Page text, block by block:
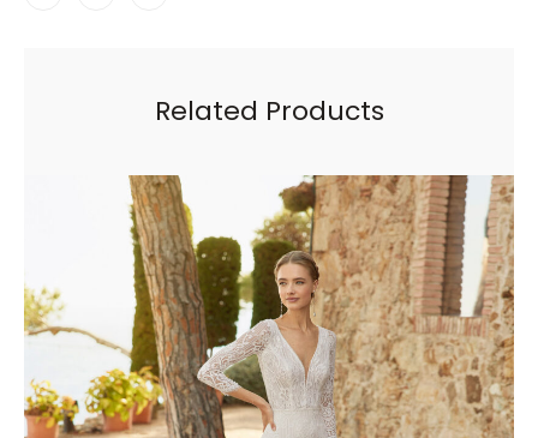
Related Products